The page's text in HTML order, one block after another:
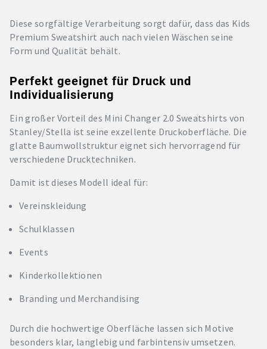
Diese sorgfältige Verarbeitung sorgt dafür, dass das Kids
Premium Sweatshirt auch nach vielen Wäschen seine
Form und Qualität behält.
Perfekt geeignet für Druck und
Individualisierung
Ein großer Vorteil des Mini Changer 2.0 Sweatshirts von
Stanley/Stella ist seine exzellente Druckoberfläche. Die
glatte Baumwollstruktur eignet sich hervorragend für
verschiedene Drucktechniken.
Damit ist dieses Modell ideal für:
Vereinskleidung
Schulklassen
Events
Kinderkollektionen
Branding und Merchandising
Durch die hochwertige Oberfläche lassen sich Motive
besonders klar, langlebig und farbintensiv umsetzen.